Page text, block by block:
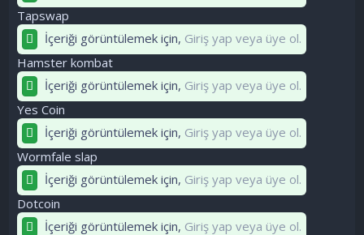
Tapswap
İçeriği görüntülemek için, Giriş yap veya üye ol.
Hamster kombat
İçeriği görüntülemek için, Giriş yap veya üye ol.
Yes Coin
İçeriği görüntülemek için, Giriş yap veya üye ol.
Wormfale slap
İçeriği görüntülemek için, Giriş yap veya üye ol.
Dotcoin
İçeriği görüntülemek için, Giriş yap veya üye ol.